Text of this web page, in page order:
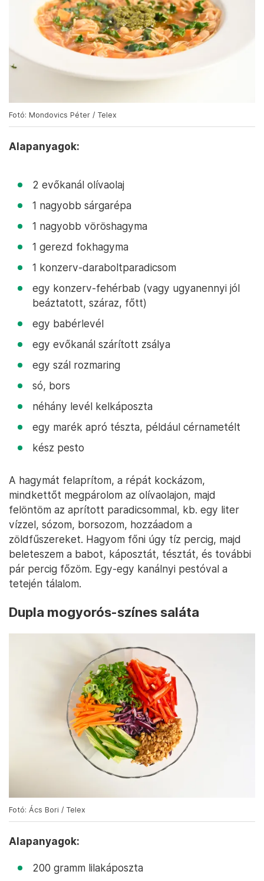
Fotó: Mondovics Péter / Telex
Alapanyagok:
2 evőkanál olívaolaj
1 nagyobb sárgarépa
1 nagyobb vöröshagyma
1 gerezd fokhagyma
1 konzerv-daraboltparadicsom
egy konzerv-fehérbab (vagy ugyanennyi jól
beáztatott, száraz, főtt)
egy babérlevél
egy evőkanál szárított zsálya
egy szál rozmaring
só, bors
néhány levél kelkáposzta
egy marék apró tészta, például cérnametélt
kész pesto
A hagymát felaprítom, a répát kockázom,
mindkettőt megpárolom az olívaolajon, majd
felöntöm az aprított paradicsommal, kb. egy liter
vízzel, sózom, borsozom, hozzáadom a
zöldfűszereket. Hagyom főni úgy tíz percig, majd
beleteszem a babot, káposztát, tésztát, és további
pár percig főzöm. Egy-egy kanálnyi pestóval a
tetején tálalom.
Dupla mogyorós-színes saláta
Fotó: Ács Bori / Telex
Alapanyagok:
200 gramm lilakáposzta